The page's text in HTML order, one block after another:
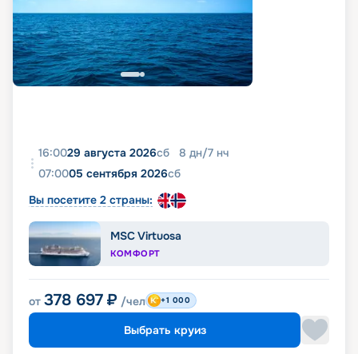
16:0029 августа 2026сб 8 дн/7 нч
07:0005 сентября 2026сб
Вы посетите 2 страны:
MSC Virtuosa
КОМФОРТ
от 378 697 ₽ /чел +1 000
Выбрать круиз